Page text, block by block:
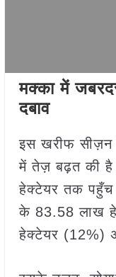
मक्का में
दबाव
इस खरीफ सीज़न
में तेज़ बढ़त की
हेक्टेयर तक पहुँच
के 83.58 लाख
हेक्टेयर (12%)